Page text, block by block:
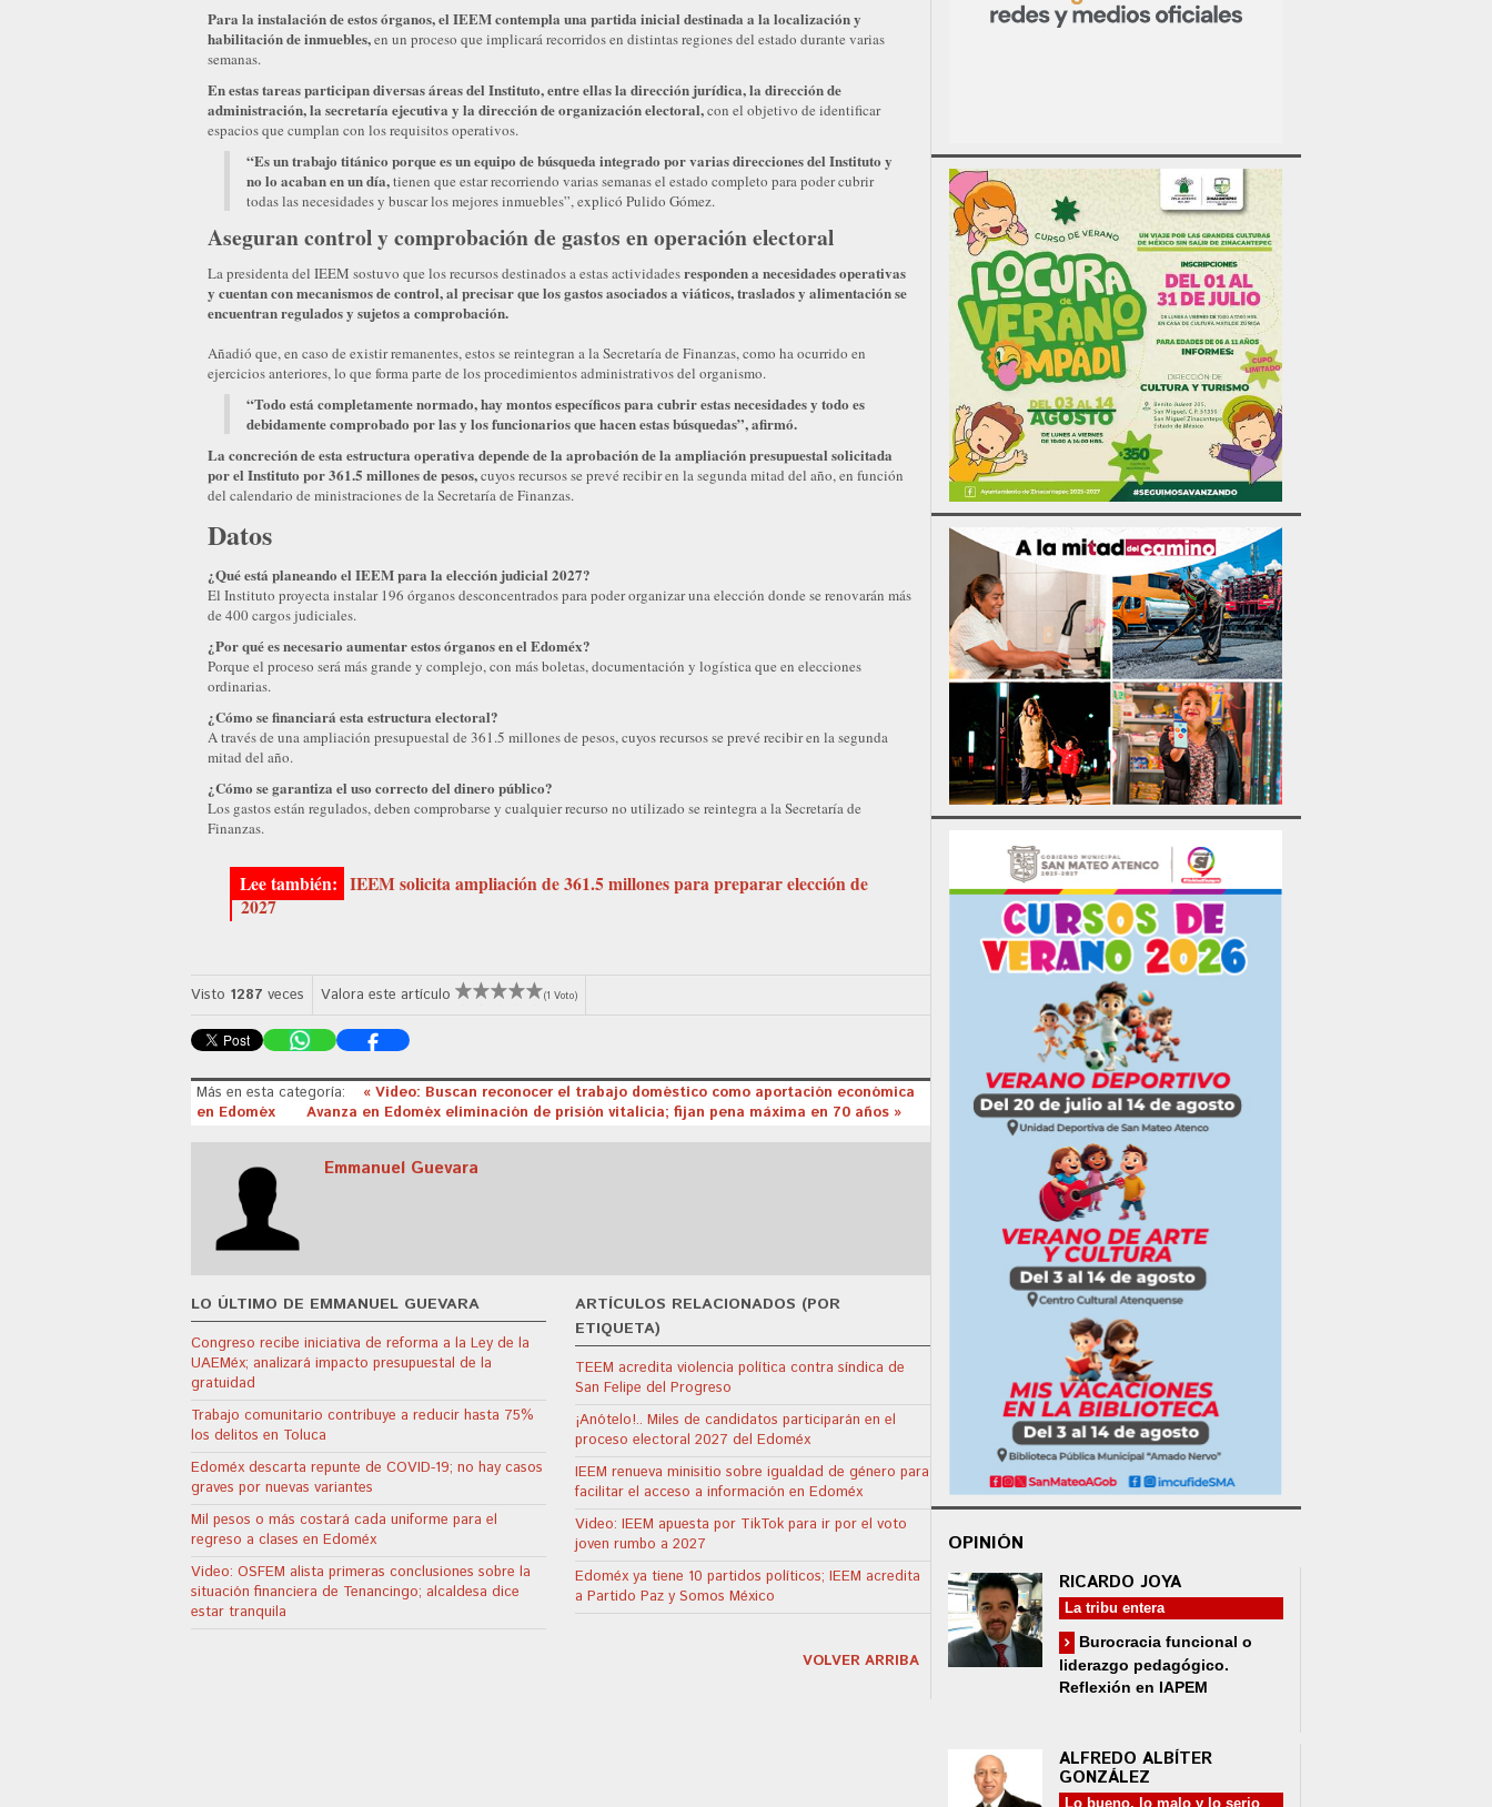
Para la instalación de estos órganos, el IEEM contempla una partida inicial destinada a la localización y
habilitación de inmuebles,en un proceso que implicará recorridos en distintas regiones del estado durante varias
semanas.
En estas tareas participan diversas áreas del Instituto, entre ellas la dirección jurídica, la dirección de
administración, la secretaría ejecutiva y la dirección de organización electoral,con el objetivo de identificar
espacios que cumplan con los requisitos operativos.
“Es un trabajo titánico porque es un equipo de búsqueda integrado por varias direcciones del Instituto y
no lo acaban en un día,tienen que estar recorriendo varias semanas el estado completo para poder cubrir
todas las necesidades y buscar los mejores inmuebles”, explicó Pulido Gómez.
Aseguran control y comprobación de gastos en operación electoral
La presidenta del IEEM sostuvo que los recursos destinados a estas actividadesresponden a necesidades operativas
y cuentan con mecanismos de control, al precisar que los gastos asociados a viáticos, traslados y alimentación se
encuentran regulados y sujetos a comprobación.
Añadió que, en caso de existir remanentes, estos se reintegran a la Secretaría de Finanzas, como ha ocurrido en
ejercicios anteriores, lo que forma parte de los procedimientos administrativos del organismo.
“Todo está completamente normado, hay montos específicos para cubrir estas necesidades y todo es
debidamente comprobado por las y los funcionarios que hacen estas búsquedas”, afirmó.
La concreción de esta estructura operativa depende de la aprobación de la ampliación presupuestal solicitada
por el Instituto por 361.5 millones de pesos,cuyos recursos se prevé recibir en la segunda mitad del año, en función
del calendario de ministraciones de la Secretaría de Finanzas.
Datos
¿Qué está planeando el IEEM para la elección judicial 2027?
El Instituto proyecta instalar 196 órganos desconcentrados para poder organizar una elección donde se renovarán más
de 400 cargos judiciales.
¿Por qué es necesario aumentar estos órganos en el Edoméx?
Porque el proceso será más grande y complejo, con más boletas, documentación y logística que en elecciones
ordinarias.
¿Cómo se financiará esta estructura electoral?
A través de una ampliación presupuestal de 361.5 millones de pesos, cuyos recursos se prevé recibir en la segunda
mitad del año.
¿Cómo se garantiza el uso correcto del dinero público?
Los gastos están regulados, deben comprobarse y cualquier recurso no utilizado se reintegra a la Secretaría de
Finanzas.
IEEM solicita ampliación de 361.5 millones para preparar elección de
2027
Visto 1287 veces Valora este artículo (1 Voto)
Más en esta categoría:
« Video: Buscan reconocer el trabajo doméstico como aportación económica
en Edoméx
Avanza en Edoméx eliminación de prisión vitalicia; fijan pena máxima en 70 años »
Emmanuel Guevara
LO ÚLTIMO DE EMMANUEL GUEVARA
Congreso recibe iniciativa de reforma a la Ley de la
UAEMéx; analizará impacto presupuestal de la
gratuidad
Trabajo comunitario contribuye a reducir hasta 75%
los delitos en Toluca
Edoméx descarta repunte de COVID-19; no hay casos
graves por nuevas variantes
Mil pesos o más costará cada uniforme para el
regreso a clases en Edoméx
Video: OSFEM alista primeras conclusiones sobre la
situación financiera de Tenancingo; alcaldesa dice
estar tranquila
ARTÍCULOS RELACIONADOS (POR
ETIQUETA)
TEEM acredita violencia política contra síndica de
San Felipe del Progreso
¡Anótelo!.. Miles de candidatos participarán en el
proceso electoral 2027 del Edoméx
IEEM renueva minisitio sobre igualdad de género para
facilitar el acceso a información en Edoméx
Video: IEEM apuesta por TikTok para ir por el voto
joven rumbo a 2027
Edoméx ya tiene 10 partidos políticos; IEEM acredita
a Partido Paz y Somos México
VOLVER ARRIBA
OPINIÓN
RICARDO JOYA
La tribu entera
Burocracia funcional o
liderazgo pedagógico.
Reflexión en IAPEM
ALFREDO ALBÍTER
GONZÁLEZ
Lo bueno, lo malo y lo serio